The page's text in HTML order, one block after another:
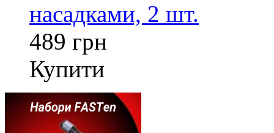
насадками, 2 шт.
489 грн
Купити